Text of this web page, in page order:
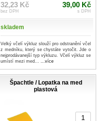
32,23 Kč
bez DPH
39,00 Kč
s DPH
skladem
Velký včelí výkluz slouží pro odstranění včel
z medníku, který se chystáte vytočit. Jde o
nejprodávanejší typ výkluzu. Včelí výkluz se
umístí mezi med... ...více
Špachtle / Lopatka na med
plastová